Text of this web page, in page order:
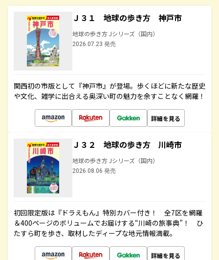
Ｊ３１ 地球の歩き方 神戸市
地球の歩き方 Jシリーズ（国内）
2026.07.23 発売
関西初の市版として『神戸市』が登場。歩くほどに新たな歴史
や文化、雑学に出合える奥深い町の魅力を余すことなく網羅！
詳細を見る
Ｊ３２ 地球の歩き方 川崎市
地球の歩き方 Jシリーズ（国内）
2026.08.06 発売
初回限定版は『ドラえもん』特別カバー付き！ 全7区を網羅
＆400ページのボリュームでお届けする“川崎の旅事典”！ ひ
たすら町を歩き、取材したディープな地元情報満載。
詳細を見る